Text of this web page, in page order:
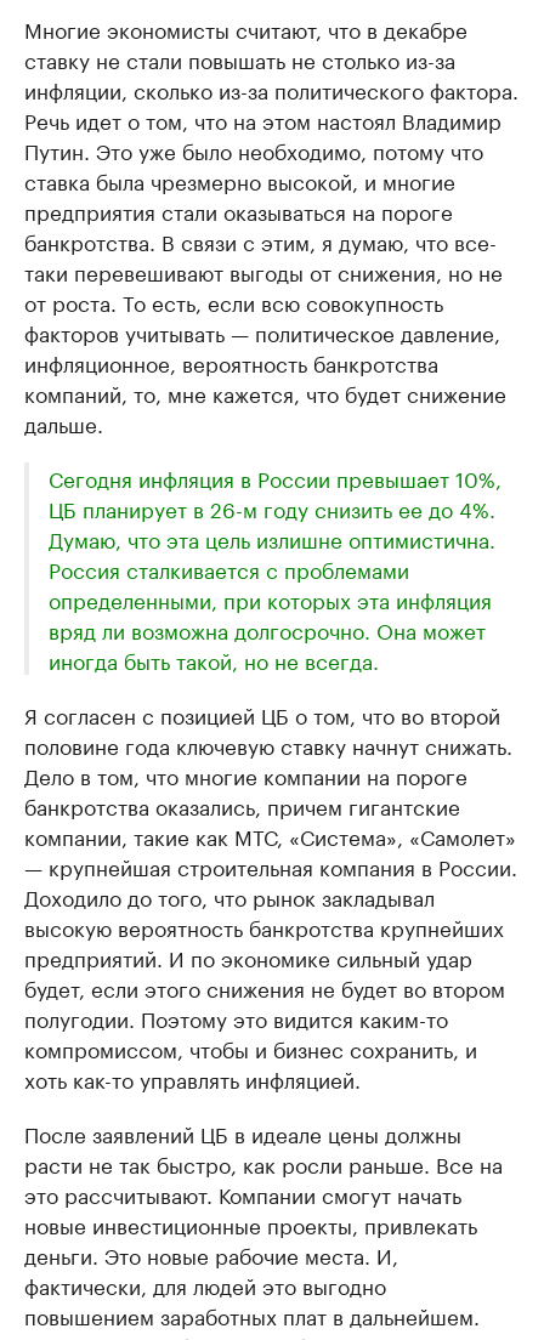
Многие экономисты считают, что в декабре
ставку не стали повышать не столько из-за
инфляции, сколько из-за политического фактора.
Речь идет о том, что на этом настоял Владимир
Путин. Это уже было необходимо, потому что
ставка была чрезмерно высокой, и многие
предприятия стали оказываться на пороге
банкротства. В связи с этим, я думаю, что все-
таки перевешивают выгоды от снижения, но не
от роста. То есть, если всю совокупность
факторов учитывать — политическое давление,
инфляционное, вероятность банкротства
компаний, то, мне кажется, что будет снижение
дальше.
Сегодня инфляция в России превышает 10%,
ЦБ планирует в 26-м году снизить ее до 4%.
Думаю, что эта цель излишне оптимистична.
Россия сталкивается с проблемами
определенными, при которых эта инфляция
вряд ли возможна долгосрочно. Она может
иногда быть такой, но не всегда.
Я согласен с позицией ЦБ о том, что во второй
половине года ключевую ставку начнут снижать.
Дело в том, что многие компании на пороге
банкротства оказались, причем гигантские
компании, такие как МТС, «Система», «Самолет»
— крупнейшая строительная компания в России.
Доходило до того, что рынок закладывал
высокую вероятность банкротства крупнейших
предприятий. И по экономике сильный удар
будет, если этого снижения не будет во втором
полугодии. Поэтому это видится каким-то
компромиссом, чтобы и бизнес сохранить, и
хоть как-то управлять инфляцией.
После заявлений ЦБ в идеале цены должны
расти не так быстро, как росли раньше. Все на
это рассчитывают. Компании смогут начать
новые инвестиционные проекты, привлекать
деньги. Это новые рабочие места. И,
фактически, для людей это выгодно
повышением заработных плат в дальнейшем.